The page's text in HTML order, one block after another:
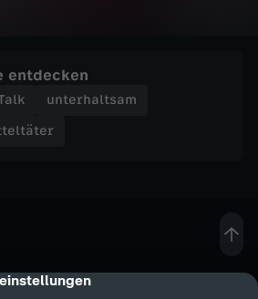
entdecken
unterhaltsam